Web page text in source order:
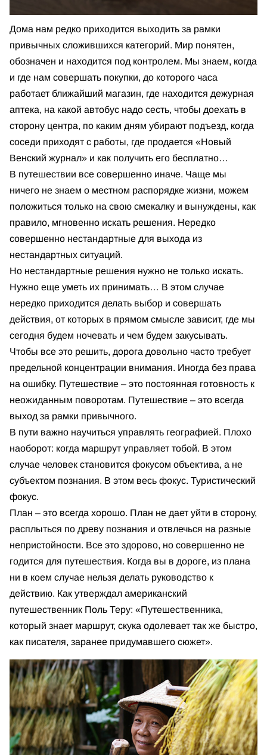
Дома нам редко приходится выходить за рамки
привычных сложившихся категорий. Мир понятен,
обозначен и находится под контролем. Мы знаем, когда
и где нам совершать покупки, до которого часа
работает ближайший магазин, где находится дежурная
аптека, на какой автобус надо сесть, чтобы доехать в
сторону центра, по каким дням убирают подъезд, когда
соседи приходят с работы, где продается «Новый
Венский журнал» и как получить его бесплатно…
В путешествии все совершенно иначе. Чаще мы
ничего не знаем о местном распорядке жизни, можем
положиться только на свою смекалку и вынуждены, как
правило, мгновенно искать решения. Нередко
совершенно нестандартные для выхода из
нестандартных ситуаций.
Но нестандартные решения нужно не только искать.
Нужно еще уметь их принимать… В этом случае
нередко приходится делать выбор и совершать
действия, от которых в прямом смысле зависит, где мы
сегодня будем ночевать и чем будем закусывать.
Чтобы все это решить, дорога довольно часто требует
предельной концентрации внимания. Иногда без права
на ошибку. Путешествие – это постоянная готовность к
неожиданным поворотам. Путешествие – это всегда
выход за рамки привычного.
В пути важно научиться управлять географией. Плохо
наоборот: когда маршрут управляет тобой. В этом
случае человек становится фокусом объектива, а не
субъектом познания. В этом весь фокус. Туристический
фокус.
План – это всегда хорошо. План не дает уйти в сторону,
расплыться по древу познания и отвлечься на разные
непристойности. Все это здорово, но совершенно не
годится для путешествия. Когда вы в дороге, из плана
ни в коем случае нельзя делать руководство к
действию. Как утверждал американский
путешественник Поль Теру: «Путешественника,
который знает маршрут, скука одолевает так же быстро,
как писателя, заранее придумавшего сюжет».